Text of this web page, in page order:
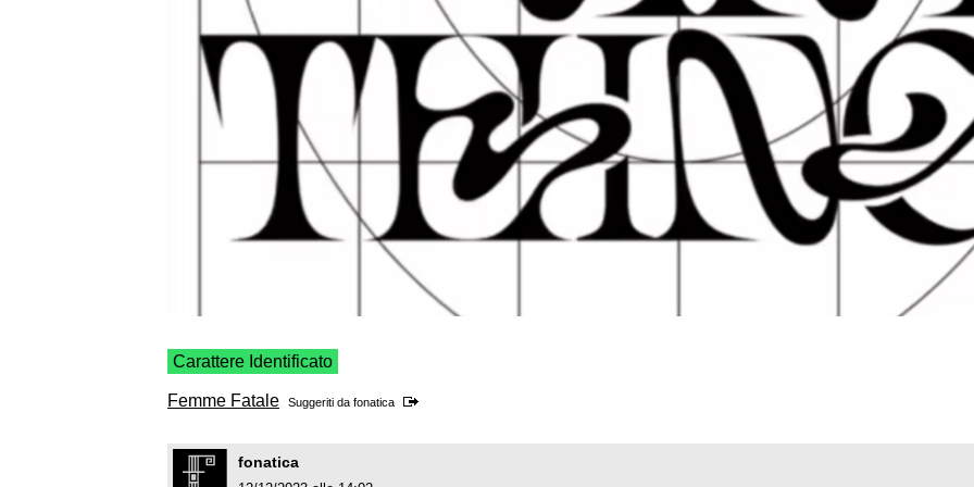
Carattere Identificato
Femme Fatale Suggeriti da fonatica
fonatica